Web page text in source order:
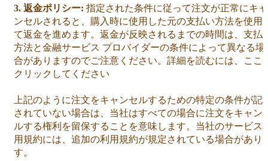
3. 返金ポリシー: 指定された条件に従って注文が正常にキャ
ンセルされると、購入時に使用した元の支払い方法を使用
て返金を進めます。返金が反映されるまでの時間は、支払
方法と金融サービス プロバイダーの条件によって異なる場
合がありますのでご注意ください。詳細を読むには、ここ
クリックしてください
上記のように注文をキャンセルするための特定の条件が記
されていない場合は、当社はすべての場合に注文をキャン
ルする権利を留保することを意味します。当社のサービス
用規約には、追加の利用規約が規定されている場合があり
す。